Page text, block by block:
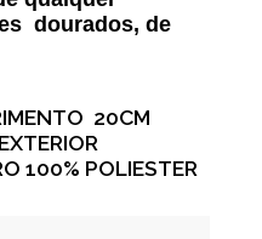
dourados, de
20CM
100% POLIESTER